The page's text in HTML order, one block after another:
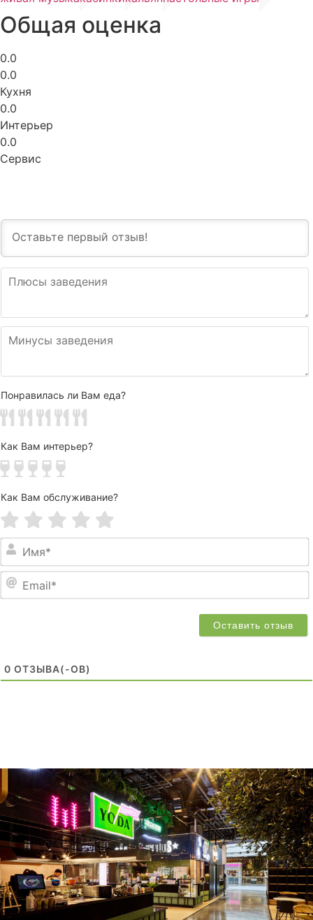
Общая оценка
0.0
0.0
Кухня
0.0
Интерьер
0.0
Сервис
Понравилась ли Вам еда?
Как Вам интерьер?
Как Вам обслуживание?
0 ОТЗЫВA(-ОВ)